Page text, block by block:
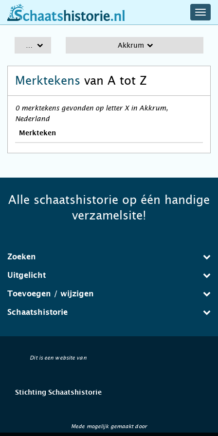
schaatshistorie.nl
Akkrum
Merktekens van A tot Z
0 merktekens gevonden op letter X in Akkrum,
Nederland
Merkteken
Alle schaatshistorie op één handige
verzamelsite!
Zoeken
Uitgelicht
Toevoegen / wijzigen
Schaatshistorie
Dit is een website van
Stichting Schaatshistorie
Mede mogelijk gemaakt door